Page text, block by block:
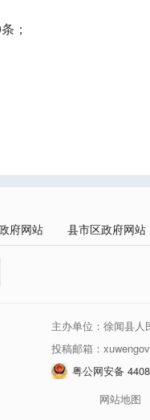
；
府网站 县市区政府网站
主办单位：徐闻县人
投稿邮箱：
粤公网安备
网站地图